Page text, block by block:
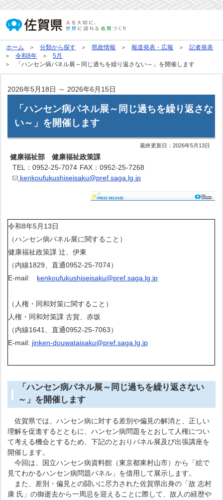
ホーム 分類から探す 県政情報 報道発表・広報
記者発表
令和8年
5月
「ハンセン病パネル展～同じ過ちを繰り返さない～」を開催します
2026年5月18日 ～ 2026年6月15日
「ハンセン病パネル展～同じ過ちを繰り返さな
い～」を開催します
最終更新日：2026年5月13日
健康福祉部 健康福祉政策課
TEL：0952-25-7074 FAX：0952-25-7268
kenkoufukushiseisaku@pref.saga.lg.jp
令和8年5月13日
（ハンセン病パネル展に関すること）
健康福祉政策課 辻、伊東
（内線1829、直通0952-25-7074）
E-mail: kenkoufukushiseisaku@pref.saga.lg.jp
（人権・同和対策に関すること）
人権・同和対策課 古賀、赤坂
（内線1641、直通0952-25-7063）
E-mail: jinken-douwataisaku@pref.saga.lg.jp
「ハンセン病パネル展～同じ過ちを繰り返さない
～」を開催します
佐賀県では、ハンセン病に対する差別や偏見の解消と、正しい
理解を促進するとともに、ハンセン病問題をとおして人権につい
て考える機会とするため、下記のとおりパネル展及び出張講座を
開催します。
今回は、国立ハンセン病資料館（東京都東村山市）から「絵で
見てわかるハンセン病問題パネル」を借用して展示します。
また、差別・偏見との闘いに尽力された佐賀県出身の「故 志村
康 氏」の御逝去から一周忌を迎えることに際して、故人の経歴や